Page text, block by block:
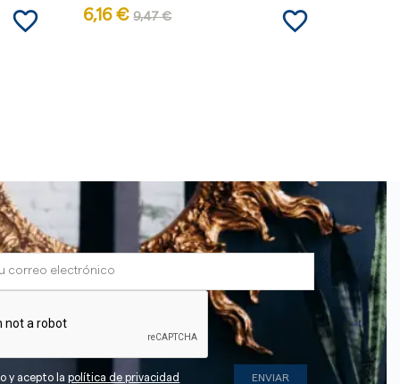
favorite_border 6,16 € 9,47 € favorite_border
y acepto lapolítica de privacidad